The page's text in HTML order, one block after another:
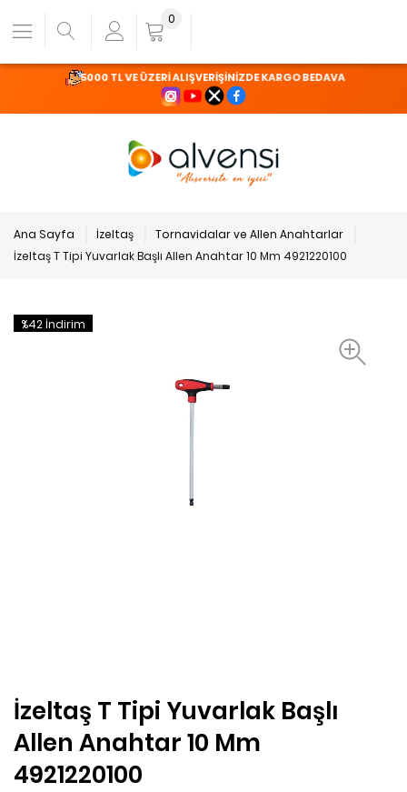
5000 TL VE ÜZERİ ALIŞVERİŞİNİZDE KARGO BEDAVA
0
Ana Sayfa İzeltaş
Tornavidalar ve Allen Anahtarlar
İzeltaş T Tipi Yuvarlak Başlı Allen Anahtar 10 Mm 4921220100
İzeltaş T Tipi Yuvarlak Başlı
Allen Anahtar 10 Mm
4921220100
%42 İndirim